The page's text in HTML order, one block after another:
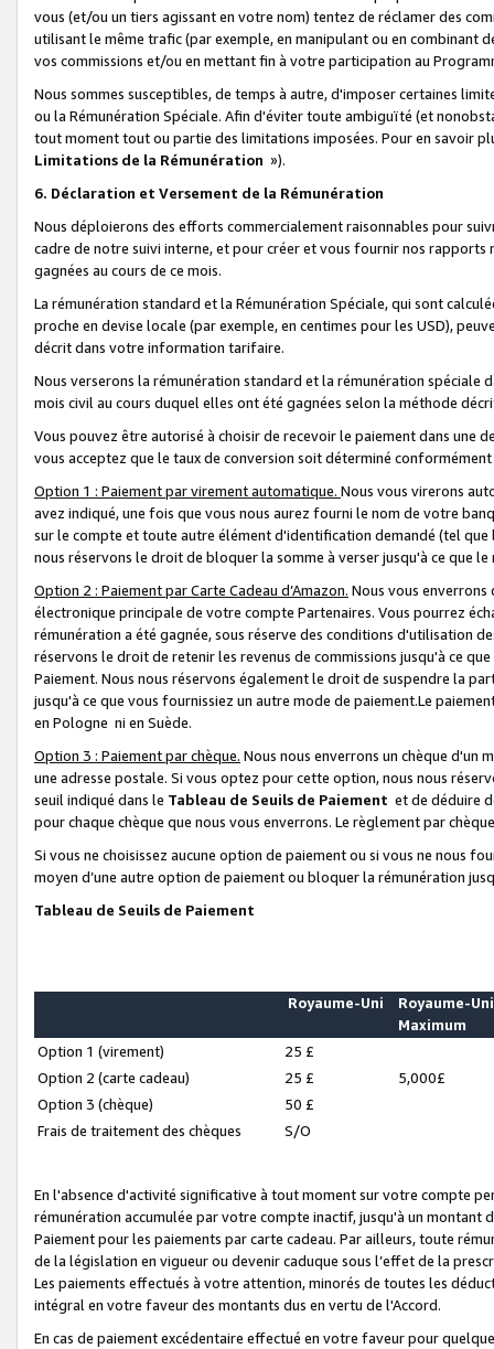
vous (et/ou un tiers agissant en votre nom) tentez de réclamer des
utilisant le même trafic (par exemple, en manipulant ou en combinant
vos commissions et/ou en mettant fin à votre participation au
Nous sommes susceptibles, de temps à autre, d'imposer certaines
ou la Rémunération Spéciale. Afin d'éviter toute ambiguïté (et
tout moment tout ou partie des limitations imposées. Pour en savoir
Limitations de la Rémunération »).
6. Déclaration et Versement de la Rémunération
Nous déploierons des efforts commercialement raisonnables pour
cadre de notre suivi interne, et pour créer et vous fournir nos
gagnées au cours de ce mois.
La rémunération standard et la Rémunération Spéciale, qui sont
proche en devise locale (par exemple, en centimes pour les USD),
décrit dans votre information tarifaire.
Nous verserons la rémunération standard et la rémunération spéciale
mois civil au cours duquel elles ont été gagnées selon la méthode
Vous pouvez être autorisé à choisir de recevoir le paiement dans une
vous acceptez que le taux de conversion soit déterminé
Option 1 : Paiement par virement automatique. Nous vous virerons
avez indiqué, une fois que vous nous aurez fourni le nom de votre
sur le compte et toute autre élément d'identification demandé (tel que
nous réservons le droit de bloquer la somme à verser jusqu'à ce que
Option 2 : Paiement par Carte Cadeau d’Amazon. Nous vous
électronique principale de votre compte Partenaires. Vous pourrez
rémunération a été gagnée, sous réserve des conditions d'utilisation
réservons le droit de retenir les revenus de commissions jusqu'à ce
Paiement. Nous nous réservons également le droit de suspendre la
jusqu'à ce que vous fournissiez un autre mode de paiement.Le
en Pologne ni en Suède.
Option 3 : Paiement par chèque. Nous nous enverrons un chèque d'un
une adresse postale. Si vous optez pour cette option, nous nous
seuil indiqué dans le Tableau de Seuils de Paiement et de déduire
pour chaque chèque que nous vous enverrons. Le règlement par
Si vous ne choisissez aucune option de paiement ou si vous ne nous
moyen d’une autre option de paiement ou bloquer la rémunération
Tableau de Seuils de Paiement
Royaume-Uni
Royaume-Uni
Maximum
Option 1 (virement)
25 £
Option 2 (carte cadeau)
25 £
5,000£
Option 3 (chèque)
50 £
Frais de traitement des chèques
S/O
En l'absence d'activité significative à tout moment sur votre compte
rémunération accumulée par votre compte inactif, jusqu'à un montant
Paiement pour les paiements par carte cadeau. Par ailleurs, toute
de la législation en vigueur ou devenir caduque sous l’effet de la
Les paiements effectués à votre attention, minorés de toutes les
intégral en votre faveur des montants dus en vertu de l'Accord.
En cas de paiement excédentaire effectué en votre faveur pour